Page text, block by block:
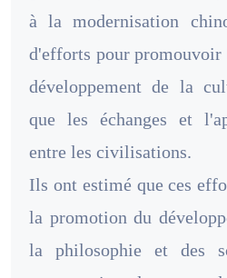
à la modernisation
d'efforts pour promouvoir
développement de la
que les échanges et
entre les civilisations.
Ils ont estimé que ces
la promotion du
la philosophie et des